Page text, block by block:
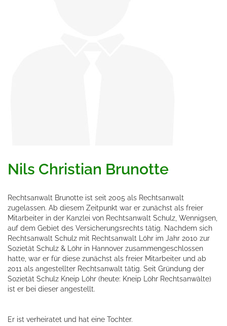
Nils Christian Brunotte
Rechtsanwalt Brunotte ist seit 2005 als Rechtsanwalt
zugelassen. Ab diesem Zeitpunkt war er zunächst als freier
Mitarbeiter in der Kanzlei von Rechtsanwalt Schulz, Wennigsen,
auf dem Gebiet des Versicherungsrechts tätig. Nachdem sich
Rechtsanwalt Schulz mit Rechtsanwalt Löhr im Jahr 2010 zur
Sozietät Schulz & Löhr in Hannover zusammengeschlossen
hatte, war er für diese zunächst als freier Mitarbeiter und ab
2011 als angestellter Rechtsanwalt tätig. Seit Gründung der
Sozietät Schulz Kneip Löhr (heute: Kneip Löhr Rechtsanwälte)
ist er bei dieser angestellt.
Er ist verheiratet und hat eine Tochter.